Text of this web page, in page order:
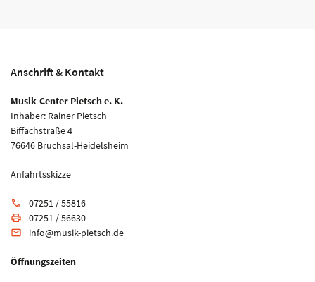
Anschrift & Kontakt
Musik-Center Pietsch e. K.
Inhaber: Rainer Pietsch
Biffachstraße 4
76646 Bruchsal-Heidelsheim
Anfahrtsskizze
phone 07251 / 55816
print 07251 / 56630
email info@musik-pietsch.de
Öffnungszeiten